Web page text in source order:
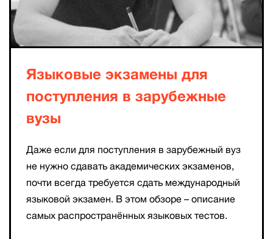
Языковые экзамены для
поступления в зарубежные
вузы
Даже если для поступления в зарубежный вуз
не нужно сдавать академических экзаменов,
почти всегда требуется сдать международный
языковой экзамен. В этом обзоре – описание
самых распространённых языковых тестов.